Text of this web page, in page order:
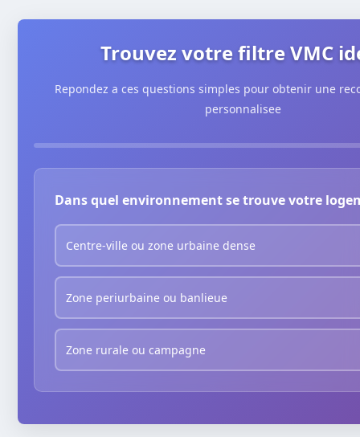
Trouvez votre filtre VMC
Repondez a ces questions simples pour obtenir une
personnalisee
Dans quel environnement se trouve votre
Centre-ville ou zone urbaine dense
Zone periurbaine ou banlieue
Zone rurale ou campagne